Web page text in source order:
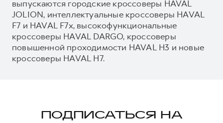
выпускаются городские кроссоверы HAVAL
JOLION, интеллектуальные кроссоверы HAVAL
F7 и HAVAL F7x, высокофункциональные
кроссоверы HAVAL DARGO, кроссоверы
повышенной проходимости HAVAL H3 и новые
кроссоверы HAVAL H7.
ПОДПИСАТЬСЯ НА